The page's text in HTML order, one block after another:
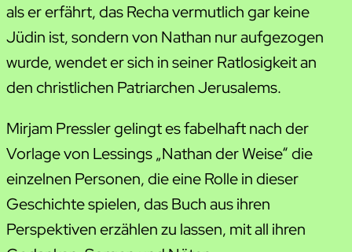
als er erfährt, das Recha vermutlich gar keine
Jüdin ist, sondern von Nathan nur aufgezogen
wurde, wendet er sich in seiner Ratlosigkeit an
den christlichen Patriarchen Jerusalems.
Mirjam Pressler gelingt es fabelhaft nach der
Vorlage von Lessings „Nathan der Weise“ die
einzelnen Personen, die eine Rolle in dieser
Geschichte spielen, das Buch aus ihren
Perspektiven erzählen zu lassen, mit all ihren